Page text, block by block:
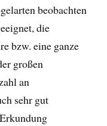
beobachten
die
bzw. eine ganze
großen
an
sehr gut